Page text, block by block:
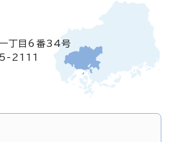
丁目6番34号
2111